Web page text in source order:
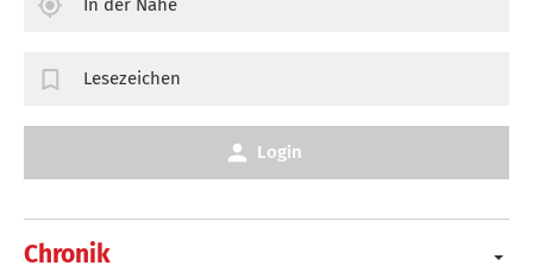
Chronik
In der Nähe
Lesezeichen
Login